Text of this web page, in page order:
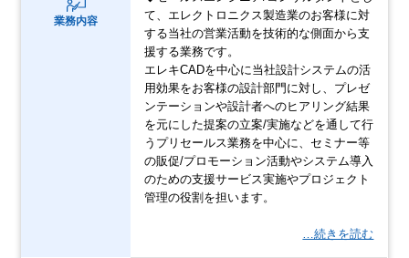
業務内容
て、エレクトロニクス製造業のお客様に対
する当社の営業活動を技術的な側面から支
援する業務です。
エレキCADを中心に当社設計システムの活
用効果をお客様の設計部門に対し、プレゼ
ンテーションや設計者へのヒアリング結果
を元にした提案の立案/実施などを通して行
うプリセールス業務を中心に、セミナー等
の販促/プロモーション活動やシステム導入
のための支援サービス実施やプロジェクト
管理の役割を担います。
…続きを読む